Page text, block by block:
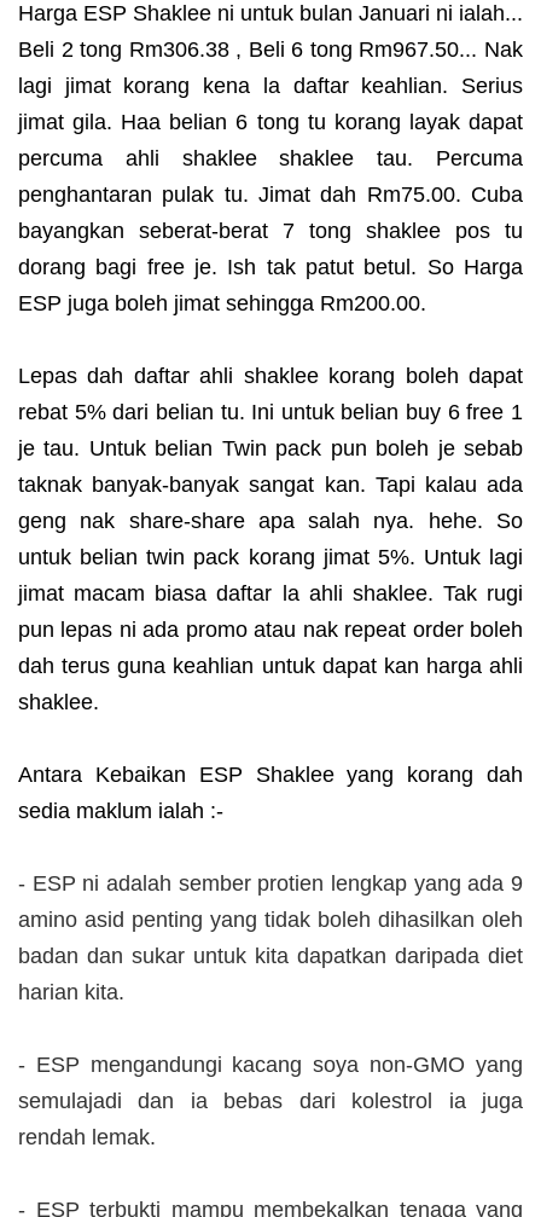
Harga ESP Shaklee ni untuk bulan Januari ni ialah...
Beli 2 tong Rm306.38 , Beli 6 tong Rm967.50... Nak
lagi jimat korang kena la daftar keahlian. Serius
jimat gila. Haa belian 6 tong tu korang layak dapat
percuma ahli shaklee shaklee tau. Percuma
penghantaran pulak tu. Jimat dah Rm75.00. Cuba
bayangkan seberat-berat 7 tong shaklee pos tu
dorang bagi free je. Ish tak patut betul. So Harga
ESP juga boleh jimat sehingga Rm200.00.
Lepas dah daftar ahli shaklee korang boleh dapat
rebat 5% dari belian tu. Ini untuk belian buy 6 free 1
je tau. Untuk belian Twin pack pun boleh je sebab
taknak banyak-banyak sangat kan. Tapi kalau ada
geng nak share-share apa salah nya. hehe. So
untuk belian twin pack korang jimat 5%. Untuk lagi
jimat macam biasa daftar la ahli shaklee. Tak rugi
pun lepas ni ada promo atau nak repeat order boleh
dah terus guna keahlian untuk dapat kan harga ahli
shaklee.
Antara Kebaikan ESP Shaklee yang korang dah
sedia maklum ialah :-
- ESP ni adalah sember protien lengkap yang ada 9
amino asid penting yang tidak boleh dihasilkan oleh
badan dan sukar untuk kita dapatkan daripada diet
harian kita.
- ESP mengandungi kacang soya non-GMO yang
semulajadi dan ia bebas dari kolestrol ia juga
rendah lemak.
- ESP terbukti mampu membekalkan tenaga yang